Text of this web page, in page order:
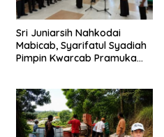
Sri Juniarsih Nahkodai
Mabicab, Syarifatul Syadiah
Pimpin Kwarcab Pramuka